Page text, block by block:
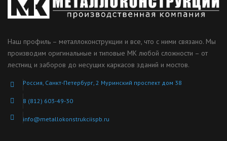
Наш профиль – металлоконструкции и все, что с ними связано. Мы
производим оригинальные и типовые МК любой сложности – от
лестниц и заборов до несущих каркасов зданий и мостов.
Россия, Санкт-Петербург, 2 Муринский проспект дом 38
8 (812) 603-49-30
info@metallokonstrukciispb.ru